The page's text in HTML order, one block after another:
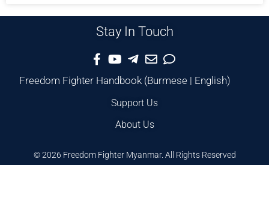
Stay In Touch
Freedom Fighter Handbook (Burmese | English)
Support Us
About Us
© 2026 Freedom Fighter Myanmar. All Rights Reserved